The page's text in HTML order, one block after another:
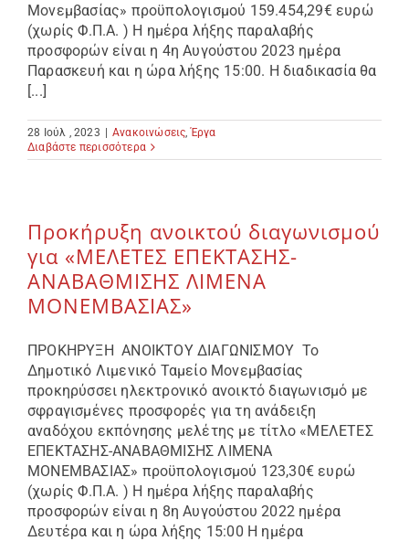
Μονεμβασίας» προϋπολογισμού 159.454,29€ ευρώ
(χωρίς Φ.Π.Α. ) Η ημέρα λήξης παραλαβής
προσφορών είναι η 4η Αυγούστου 2023 ημέρα
Παρασκευή και η ώρα λήξης 15:00. Η διαδικασία θα
[...]
28 Ιούλ , 2023 | Ανακοινώσεις ,Έργα
Διαβάστε περισσότερα
Προκήρυξη ανοικτού διαγωνισμού
για «ΜΕΛΕΤΕΣ ΕΠΕΚΤΑΣΗΣ-
ΑΝΑΒΑΘΜΙΣΗΣ ΛΙΜΕΝΑ
ΜΟΝΕΜΒΑΣΙΑΣ»
ΠΡΟΚΗΡΥΞΗ ΑΝΟΙΚΤΟΥ ΔΙΑΓΩΝΙΣΜΟΥ Το
Δημοτικό Λιμενικό Ταμείο Μονεμβασίας
προκηρύσσει ηλεκτρονικό ανοικτό διαγωνισμό με
σφραγισμένες προσφορές για τη ανάδειξη
αναδόχου εκπόνησης μελέτης με τίτλο «ΜΕΛΕΤΕΣ
ΕΠΕΚΤΑΣΗΣ-ΑΝΑΒΑΘΜΙΣΗΣ ΛΙΜΕΝΑ
ΜΟΝΕΜΒΑΣΙΑΣ» προϋπολογισμού 123,30€ ευρώ
(χωρίς Φ.Π.Α. ) Η ημέρα λήξης παραλαβής
προσφορών είναι η 8η Αυγούστου 2022 ημέρα
Δευτέρα και η ώρα λήξης 15:00 Η ημέρα